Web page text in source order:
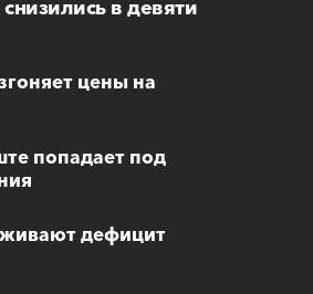
в девяти
цены на
попадает под
дефицит